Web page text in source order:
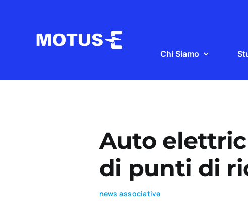
contenuto
Chi Siamo
Auto
di punti di
news associative